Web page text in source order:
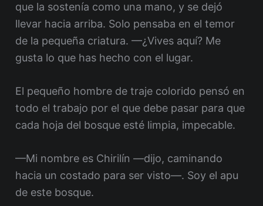
que la sostenía como una mano, y se dejó
llevar hacia arriba. Solo pensaba en el temor
de la pequeña criatura. —¿Vives aquí? Me
gusta lo que has hecho con el lugar.
El pequeño hombre de traje colorido pensó en
todo el trabajo por el que debe pasar para que
cada hoja del bosque esté limpia, impecable.
—Mi nombre es Chirilín —dijo, caminando
hacia un costado para ser visto—. Soy el apu
de este bosque.